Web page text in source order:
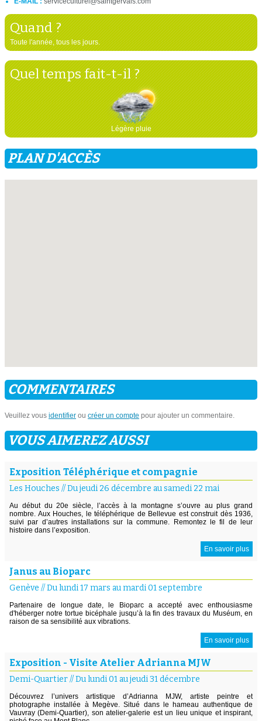
Quand ?
Toute l'année, tous les jours.
Quel temps fait-t-il ?
Légère pluie
PLAN D'ACCÈS
COMMENTAIRES
Veuillez vous identifier ou créer un compte pour ajouter un commentaire.
VOUS AIMEREZ AUSSI
Exposition Téléphérique et compagnie
Les Houches //Du jeudi 26 décembre au samedi 22 mai
Au début du 20e siècle, l’accès à la montagne s’ouvre au plus grand
nombre. Aux Houches, le téléphérique de Bellevue est construit dès 1936,
suivi par d’autres installations sur la commune. Remontez le fil de leur
histoire dans l’exposition.
En savoir plus
Janus au Bioparc
Genève //Du lundi 17 mars au mardi 01 septembre
Partenaire de longue date, le Bioparc a accepté avec enthousiasme
d'héberger notre tortue bicéphale jusqu’à la fin des travaux du Muséum, en
raison de sa sensibilité aux vibrations.
En savoir plus
Exposition - Visite Atelier Adrianna MJW
Demi-Quartier//Du lundi 01 au jeudi 31 décembre
Découvrez l’univers artistique d’Adrianna MJW, artiste peintre et
photographe installée à Megève. Situé dans le hameau authentique de
Vauvray (Demi-Quartier), son atelier-galerie est un lieu unique et inspirant,